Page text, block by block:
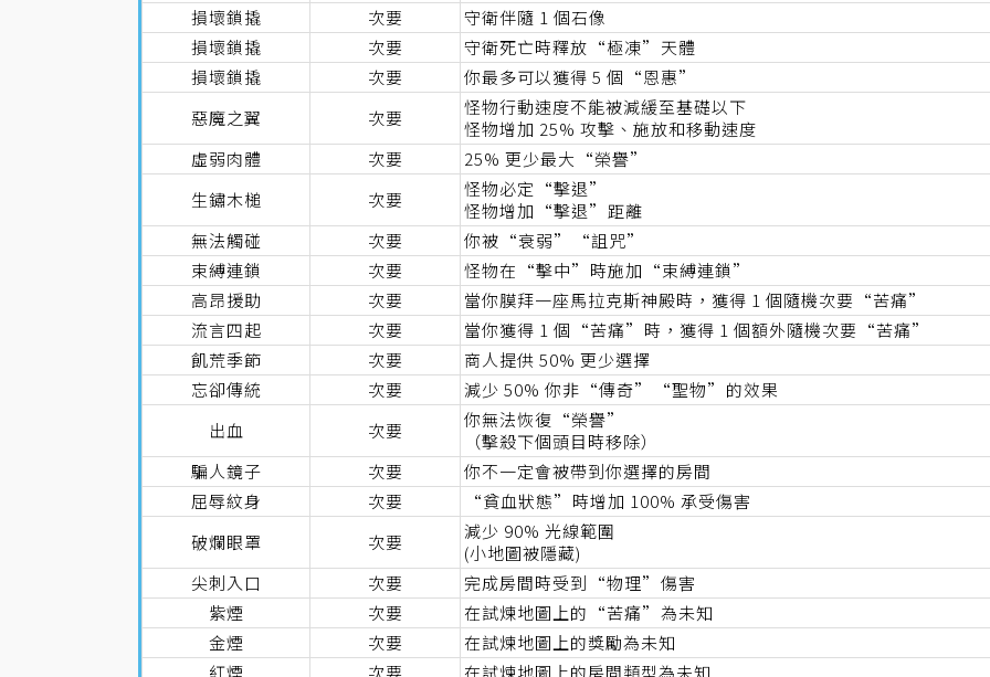
損壞鎖撬
次要
守衛伴隨 1 個石像
損壞鎖撬
次要
守衛死亡時釋放“極凍”天體
損壞鎖撬
次要
你最多可以獲得 5 個“恩惠”
惡魔之翼
次要
怪物行動速度不能被減緩至基礎以下
怪物增加 25% 攻擊、施放和移動速度
虛弱肉體
次要
25% 更少最大“榮譽”
生鏽木槌
次要
怪物必定“擊退”
怪物增加“擊退”距離
無法觸碰
次要
你被“衰弱”“詛咒”
束縛連鎖
次要
怪物在“擊中”時施加“束縛連鎖”
高昂援助
次要
當你膜拜一座馬拉克斯神殿時，獲得 1 個隨機次要“苦痛”
流言四起
次要
當你獲得 1 個“苦痛”時，獲得 1 個額外隨機次要“苦痛”
飢荒季節
次要
商人提供 50% 更少選擇
忘卻傳統
次要
減少 50% 你非“傳奇”“聖物”的效果
出血
次要
你無法恢復“榮譽”
（擊殺下個頭目時移除）
騙人鏡子
次要
你不一定會被帶到你選擇的房間
屈辱紋身
次要
“貧血狀態”時增加 100% 承受傷害
破爛眼罩
次要
減少 90% 光線範圍
(小地圖被隱藏)
尖刺入口
次要
完成房間時受到“物理”傷害
紫煙
次要
在試煉地圖上的“苦痛”為未知
金煙
次要
在試煉地圖上的獎勵為未知
紅煙
次要 在試煉地圖上的房間類型為未知